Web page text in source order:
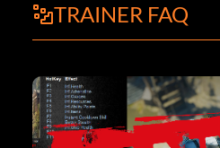
TRAINER FAQ